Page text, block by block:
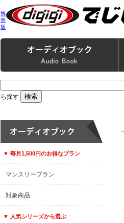
携
帯
版
ら探す
▼ 毎月1,500円のお得なプラン
マンスリープラン
対象商品
▼ 人気シリーズから選ぶ